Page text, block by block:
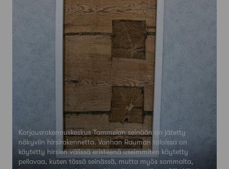
Korjausrakennuskeskus Tammelan seinään on jätetty
näkyviin hirsirakennetta. Vanhan Rauman taloissa on
käytetty hirsien välissä eristeenä useimmiten käytetty
pellavaa, kuten tässä seinässä, mutta myös sammalta,